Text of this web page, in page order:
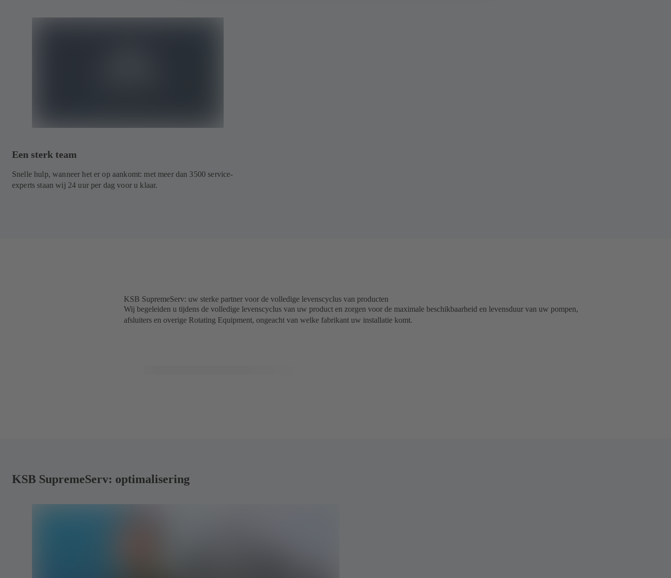
Een sterk team
Snelle hulp, wanneer het er op aankomt: met meer dan 3500 service-
experts staan wij 24 uur per dag voor u klaar.
KSB SupremeServ: uw sterke partner voor de volledige levenscyclus van producten
Wij begeleiden u tijdens de volledige levenscyclus van uw product en zorgen voor de maximale beschikbaarheid en levensduur van uw pompen,
afsluiters en overige Rotating Equipment, ongeacht van welke fabrikant uw installatie komt.
KSB SupremeServ: optimalisering